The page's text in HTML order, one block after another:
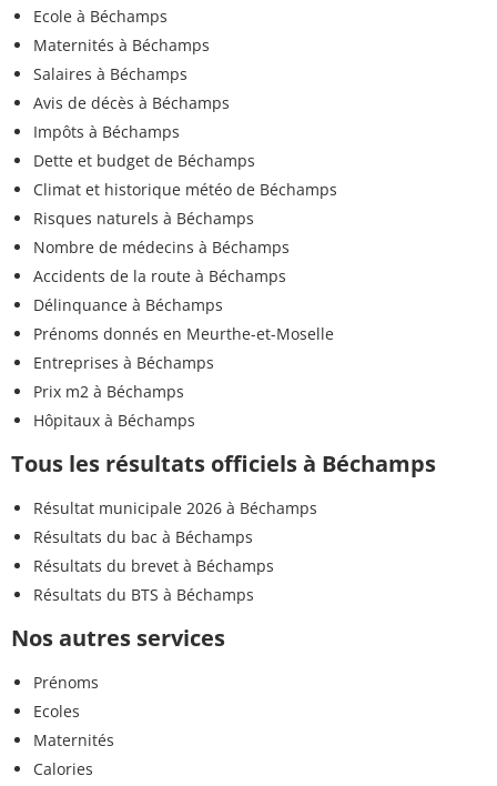
Ecole à Béchamps
Maternités à Béchamps
Salaires à Béchamps
Avis de décès à Béchamps
Impôts à Béchamps
Dette et budget de Béchamps
Climat et historique météo de Béchamps
Risques naturels à Béchamps
Nombre de médecins à Béchamps
Accidents de la route à Béchamps
Délinquance à Béchamps
Prénoms donnés en Meurthe-et-Moselle
Entreprises à Béchamps
Prix m2 à Béchamps
Hôpitaux à Béchamps
Tous les résultats officiels à Béchamps
Résultat municipale 2026 à Béchamps
Résultats du bac à Béchamps
Résultats du brevet à Béchamps
Résultats du BTS à Béchamps
Nos autres services
Prénoms
Ecoles
Maternités
Calories